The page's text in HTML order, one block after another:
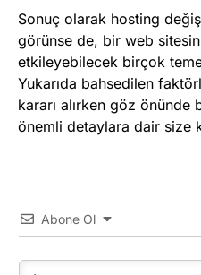
Sonuç olarak hosting
görünse de, bir web
etkileyebilecek birçok
Yukarıda bahsedilen
kararı alırken göz önünde
önemli detaylara dair size
Abone Ol